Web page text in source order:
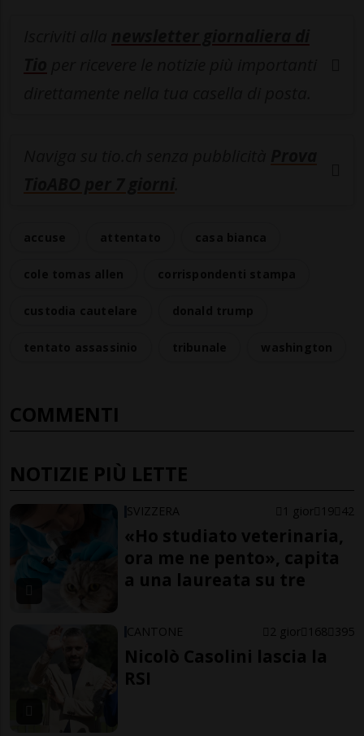
COMMENTI
NOTIZIE PIÙ LETTE
SVIZZERA 1 gior 19 42
«Ho studiato veterinaria,
ora me ne pento», capita
a una laureata su tre
CANTONE 2 gior 168 395
Nicolò Casolini lascia la
RSI